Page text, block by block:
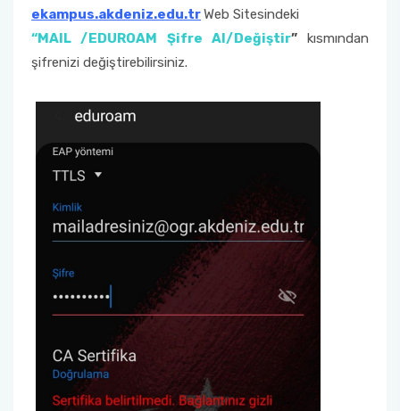
ekampus.akdeniz.edu.trWeb Sitesindeki
“MAIL /EDUROAM Şifre Al/Değiştir”kısmından
şifrenizi değiştirebilirsiniz.